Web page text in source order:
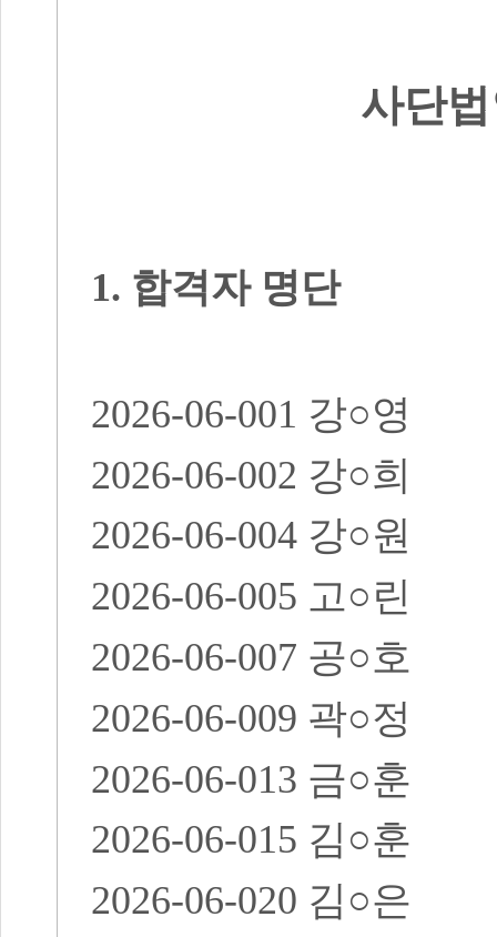
사단
1. 합격자 명단
2026-06-001 강○영
2026-06-002 강○희
2026-06-004 강○원
2026-06-005 고○린
2026-06-007 공○호
2026-06-009 곽○정
2026-06-013 금○훈
2026-06-015 김 ○훈
2026-06-020 김 ○은